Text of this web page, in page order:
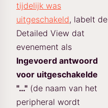
tijdelijk was
uitgeschakeld, labelt de
Detailed View dat
evenement als
Ingevoerd antwoord
voor uitgeschakelde
"…" (de naam van het
peripheral wordt